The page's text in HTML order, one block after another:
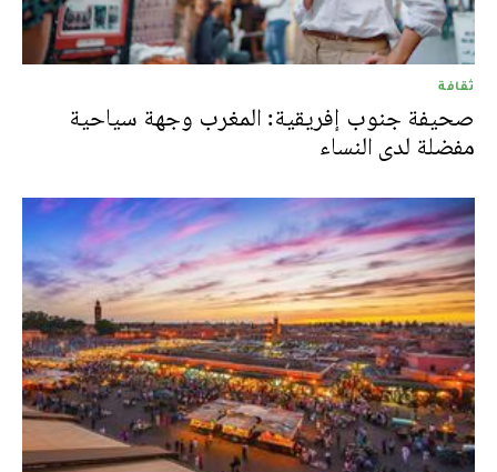
ثقافة
صحيفة جنوب إفريقية: المغرب وجهة سياحية
مفضلة لدى النساء